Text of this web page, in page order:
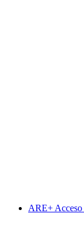
ARE+ Acceso